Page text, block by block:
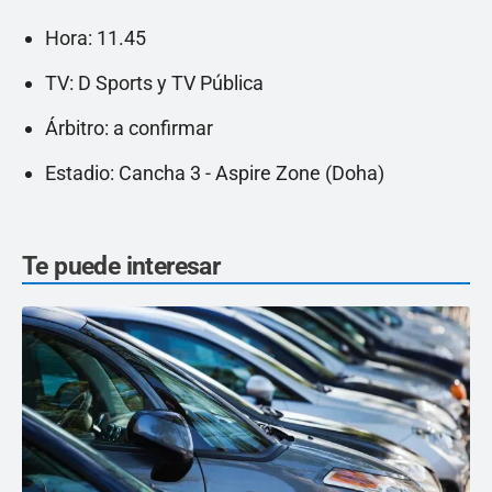
Hora: 11.45
TV: D Sports y TV Pública
Árbitro: a confirmar
Estadio: Cancha 3 - Aspire Zone (Doha)
Te puede interesar